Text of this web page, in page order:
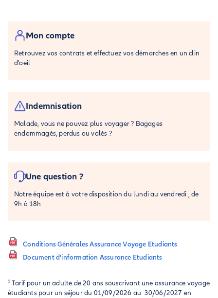
Mon compte
Retrouvez vos contrats et effectuez vos démarches en un clin
d'oeil
Indemnisation
Malade, vous ne pouvez plus voyager ? Bagages
endommagés, perdus ou volés ?
Une question ?
Notre équipe est à votre disposition du lundi au vendredi , de
9h à 18h
Conditions Générales Assurance Voyage Etudiants
Document d'information Assurance Etudiants
¹ Tarif pour un adulte de 20 ans souscrivant une assurance voyage
étudiants pour un séjour du 01/09/2026 au 30/06/2027 en